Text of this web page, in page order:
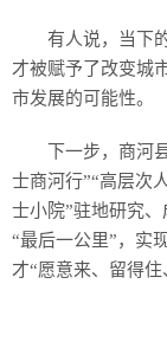
有人说，当下
才被赋予了改变城
市发展的可能性。
下一步，商河
士商河行”“高层次
士小院”驻地研究
“最后一公里”，实
才“愿意来、留得住